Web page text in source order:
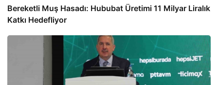
Bereketli Muş Hasadı: Hububat Üretimi 11 Milyar Liralık
Katkı Hedefliyor